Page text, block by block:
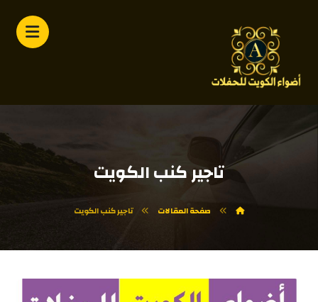
تاجير كنب الكويت
صفحة المقالات تاجير كنب الكويت